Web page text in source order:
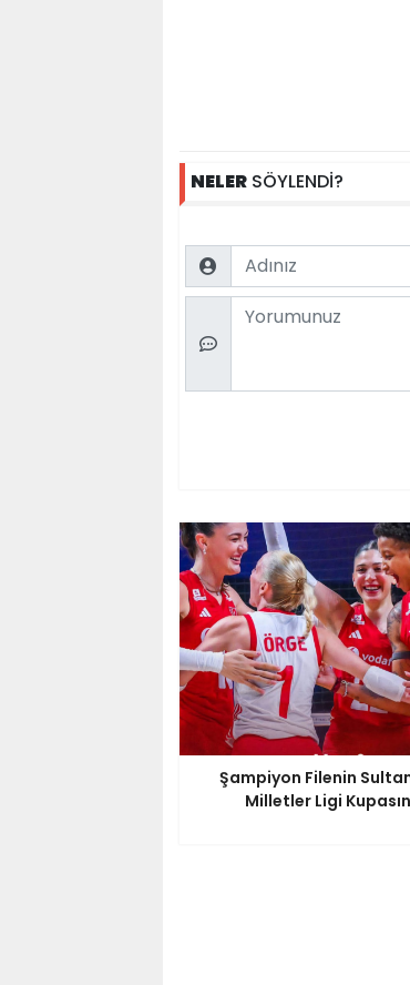
NELER SÖYLENDİ?
Name
Comment
Şampiyon Filenin
Milletler Ligi